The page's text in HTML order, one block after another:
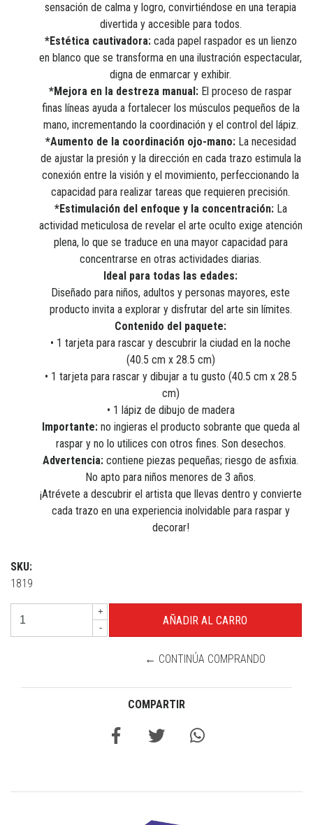
sensación de calma y logro, convirtiéndose en una terapia
divertida y accesible para todos.
*Estética cautivadora: cada papel raspador es un lienzo
en blanco que se transforma en una ilustración espectacular,
digna de enmarcar y exhibir.
*Mejora en la destreza manual: El proceso de raspar
finas líneas ayuda a fortalecer los músculos pequeños de la
mano, incrementando la coordinación y el control del lápiz.
*Aumento de la coordinación ojo-mano:La necesidad
de ajustar la presión y la dirección en cada trazo estimula la
conexión entre la visión y el movimiento, perfeccionando la
capacidad para realizar tareas que requieren precisión.
*Estimulación del enfoque y la concentración:La
actividad meticulosa de revelar el arte oculto exige atención
plena, lo que se traduce en una mayor capacidad para
concentrarse en otras actividades diarias.
Ideal para todas las edades:
Diseñado para niños, adultos y personas mayores, este
producto invita a explorar y disfrutar del arte sin límites.
Contenido del paquete:
• 1 tarjeta para rascar y descubrir la ciudad en la noche
(40.5 cm x 28.5 cm)
• 1 tarjeta para rascar y dibujar a tu gusto (40.5 cm x 28.5
cm)
• 1 lápiz de dibujo de madera
Importante:no ingieras el producto sobrante que queda al
raspar y no lo utilices con otros fines. Son desechos.
Advertencia: contiene piezas pequeñas; riesgo de asfixia.
No apto para niños menores de 3 años.
¡Atrévete a descubrir el artista que llevas dentro y convierte
cada trazo en una experiencia inolvidable para raspar y
decorar!
SKU:
1819
+
-
← CONTINÚA COMPRANDO
COMPARTIR